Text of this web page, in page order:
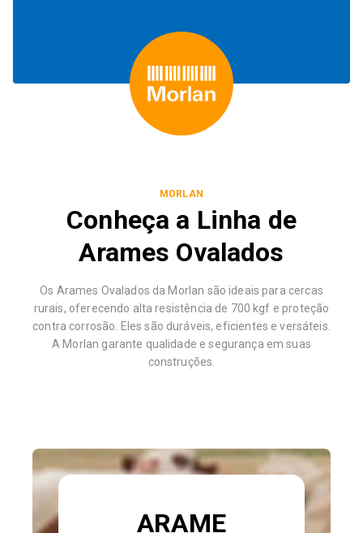
MORLAN
Conheça a Linha de
Arames Ovalados
Os Arames Ovalados da Morlan são ideais para cercas
rurais, oferecendo alta resistência de 700 kgf e proteção
contra corrosão. Eles são duráveis, eficientes e versáteis.
A Morlan garante qualidade e segurança em suas
construções.
ARAME